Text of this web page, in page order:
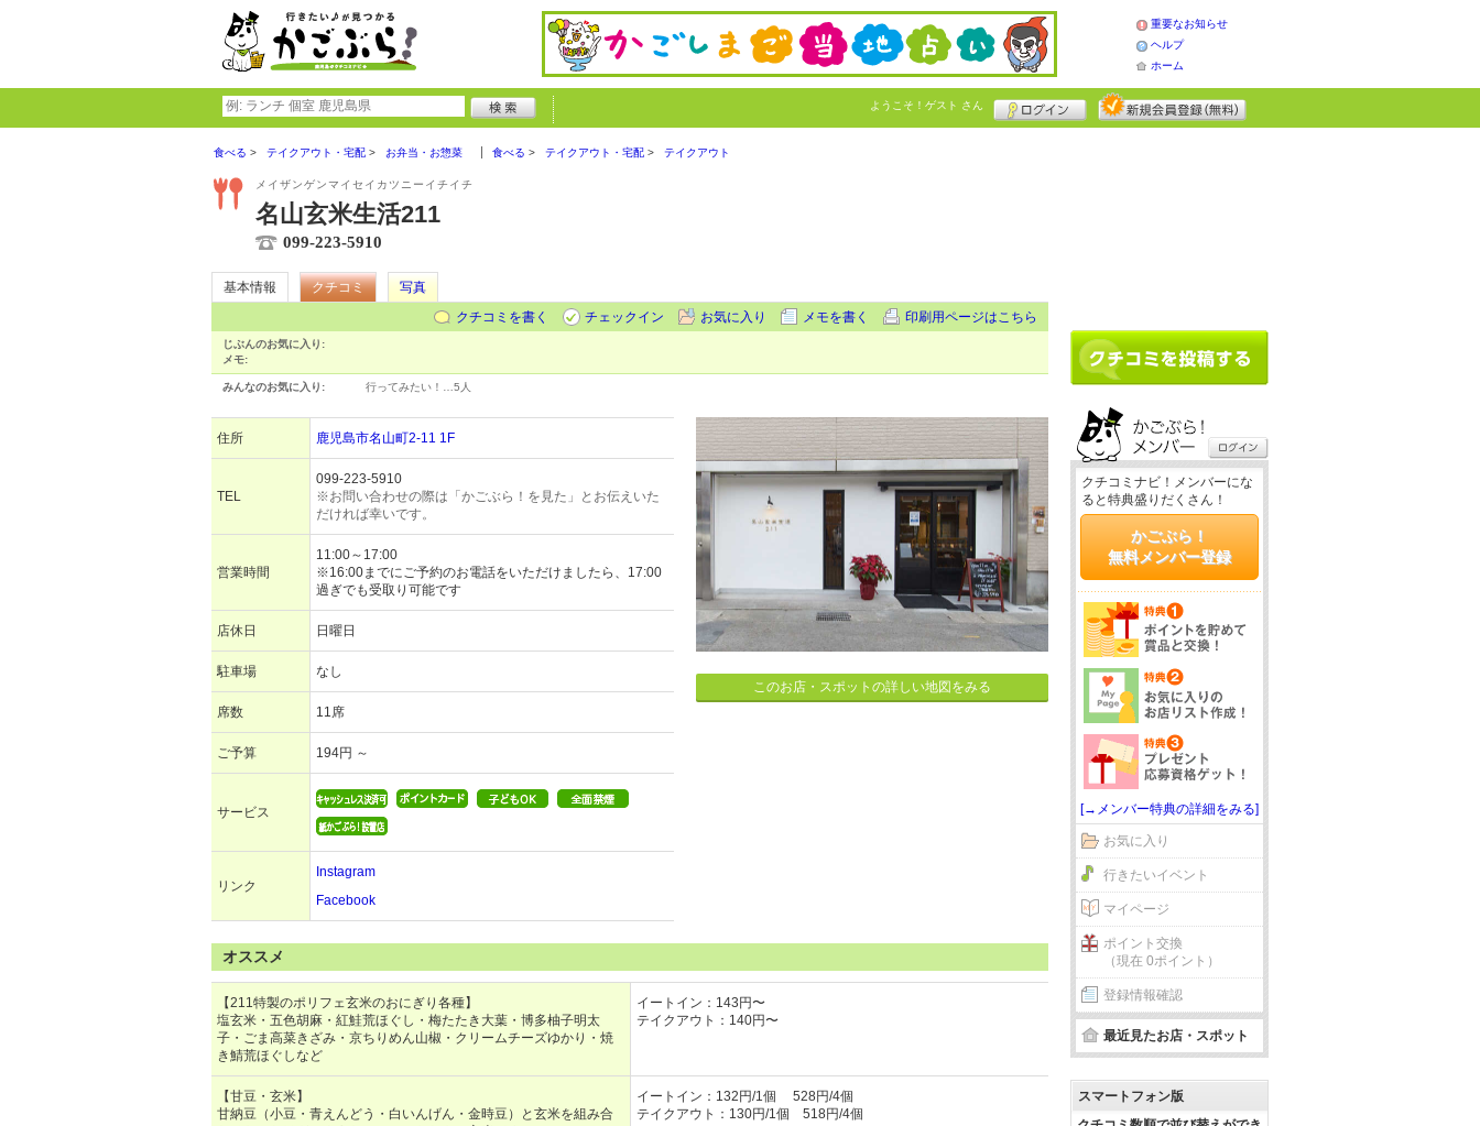
重要なお知らせ
ヘルプ
ホーム
ようこそ！ ゲスト さん
食べる テイクアウト・宅配 お弁当・お惣菜 食べる テイクアウト・宅配 テイクアウト
メイザンゲンマイセイカツニーイチイチ
名山玄米生活211
099-223-5910
基本情報 クチコミ
写真
クチコミを書く
チェックイン お気に入り メモを書く 印刷用ページはこちら
じぶんのお気に入り:
メモ:
みんなのお気に入り: 行ってみたい！… 5人
住所 鹿児島市名山町2-11 1F
TEL
099-223-5910
※お問い合わせの際は「かごぶら！を見た」とお伝えいた
だければ幸いです。
営業時間
11:00～17:00
※16:00までにご予約のお電話をいただけましたら、17:00
過ぎでも受取り可能です
店休日 日曜日
駐車場 なし
席数 11席
ご予算 194円 ～
サービス
リンク
Instagram
Facebook
このお店・スポットの詳しい地図をみる
オススメ
【211特製のポリフェ玄米のおにぎり各種】
塩玄米・五色胡麻・紅鮭荒ほぐし・梅たたき大葉・博多柚子明太
子・ごま高菜きざみ・京ちりめん山椒・クリームチーズゆかり・焼
き鯖荒ほぐしなど
イートイン：143円〜
テイクアウト：140円〜
【甘豆・玄米】
甘納豆（小豆・青えんどう・白いんげん・金時豆）と玄米を組み合
イートイン：132円/1個 528円/4個
テイクアウト：130円/1個 518円/4個
クチコミナビ！メンバーにな
ると特典盛りだくさん！
かごぶら！
無料メンバー登録
[→メンバー特典の詳細をみる]
お気に入り
行きたいイベント
マイページ
ポイント交換
（現在 0ポイント）
登録情報確認
最近見たお店・スポット
スマートフォン版